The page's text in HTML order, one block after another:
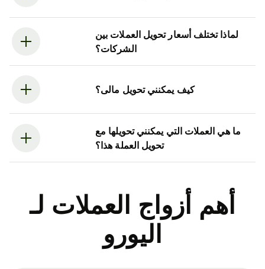
لماذا تختلف أسعار تحويل العملات بين
الشركات؟
كيف يمكنني تحويل مالى؟
ما هي العملات التي يمكنني تحويلها مع
تحويل العملة هذا؟
أهم أزواج العملات لـ
اليورو